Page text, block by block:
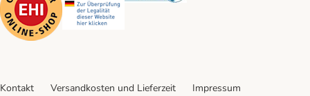
Kontakt Versandkosten und Lieferzeit
Impressum